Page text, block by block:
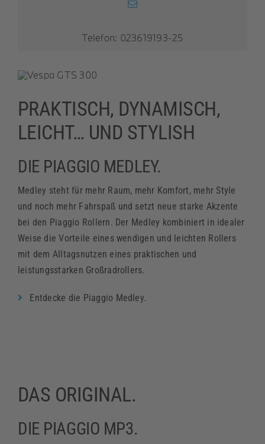
Telefon: 023619193-25
PRAKTISCH, DYNAMISCH,
LEICHT… UND STYLISH
DIE PIAGGIO MEDLEY.
Medley steht für mehr Raum, mehr Komfort, mehr Style
und noch mehr Fahrspaß und setzt neue starke Akzente
bei den Piaggio Rollern. Der Medley kombiniert in idealer
Weise die Vorteile eines wendigen und leichten Rollers
mit dem Alltagsnutzen eines praktischen und
leistungsstarken Großradrollers.
Entdecke die Piaggio Medley.
DAS ORIGINAL.
DIE PIAGGIO MP3.